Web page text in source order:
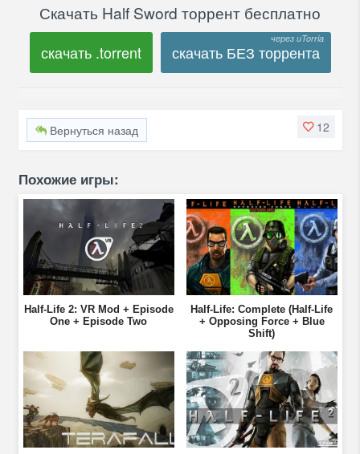
Скачать Half Sword торрент бесплатно
скачать .torrent скачать БЕЗ торрента
12
Вернуться назад
Похожие игры:
Half-Life 2: VR Mod + Episode
One + Episode Two
Half-Life: Complete (Half-Life
+ Opposing Force + Blue
Shift)